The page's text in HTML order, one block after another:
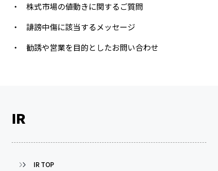
株式市場の値動きに関するご質問
誹謗中傷に該当するメッセージ
勧誘や営業を目的としたお問い合わせ
IR
IR TOP